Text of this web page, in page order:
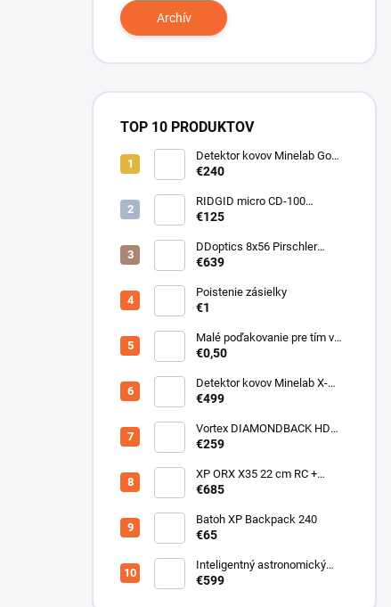
Archív
TOP 10 PRODUKTOV
Detektor kovov Minelab Go
Find 66
€240
RIDGID micro CD-100
Detektor horľavých plynov
€125
DDoptics 8x56 Pirschler
Gen.3 Magnesium zelený
€639
Poistenie zásielky
€1
Malé poďakovanie pre tím v
sklade
€0,50
Detektor kovov Minelab X-
Terra ELITE pinpoiter set
€499
Vortex DIAMONDBACK HD
10X50
€259
XP ORX X35 22 cm RC +
bezdrôtové slúchadlá
€685
Batoh XP Backpack 240
€65
Inteligentný astronomický
teleskop DwarfLab Dwarf III
€599